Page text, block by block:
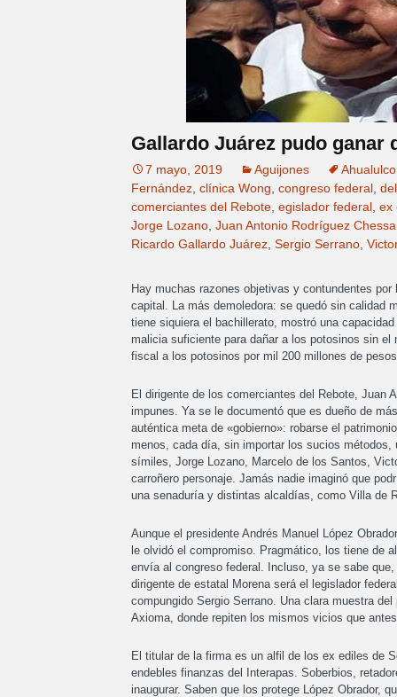
Gallardo Juárez pudo ganar
7 mayo, 2019 Aguijones Ahualulco
Fernández clínica Wong congreso federal
comerciantes del Rebote egislador federal ex
Jorge Lozano Juan Antonio Rodríguez
Ricardo Gallardo Juárez Sergio Serrano
Hay muchas razones objetivas y contundentes
capital. La más demoledora: se quedó sin calidad
tiene siquiera el bachillerato, mostró una
malicia suficiente para dañar a los potosinos sin
fiscal a los potosinos por mil 200 millones de
El dirigente de los comerciantes del Rebote, Juan
impunes. Ya se le documentó que es dueño de
auténtica meta de «gobierno»: robarse el
menos, cada día, sin importar los sucios
símiles, Jorge Lozano, Marcelo de los Santos,
carroñero personaje. Jamás nadie imaginó que
una senaduría y distintas alcaldías, como Villa de
Aunque el presidente Andrés Manuel López
le olvidó el compromiso. Pragmático, los tiene de
envía al congreso federal. Incluso, ya se sabe
dirigente de estatal Morena será el legislador
compungido Sergio Serrano. Una clara muestra
Axioma, donde repiten los mismos vicios que
El titular de la firma es un alfil de los ex ediles de
endebles finanzas del Interapas. Soberbios,
inaugurar. Saben que los protege López Obrador,